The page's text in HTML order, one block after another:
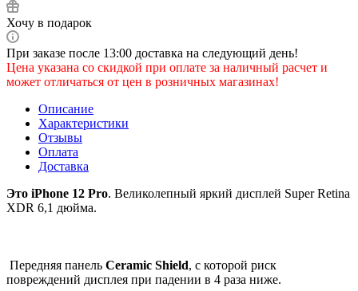
Хочу в подарок
При заказе после 13:00 доставка на следующий день!
Цена указана со скидкой при оплате за наличный расчет и
может отличаться от цен в розничных магазинах!
Описание
Характеристики
Отзывы
Оплата
Доставка
Это iPhone 12 Pro. Великолепный яркий дисплей Super Retina
XDR 6,1 дюйма.
Передняя панель Ceramic Shield, с которой риск
повреждений дисплея при падении в 4 раза ниже.